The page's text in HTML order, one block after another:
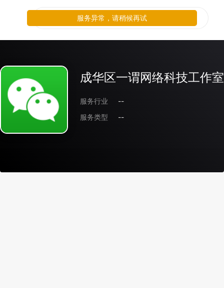
成华区一谓网络科技工作室
服务行业
--
服务类型
--
服务异常，请稍候再试